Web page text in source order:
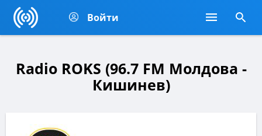
Войти
Radio ROKS (96.7 FM Молдова -
Кишинев)